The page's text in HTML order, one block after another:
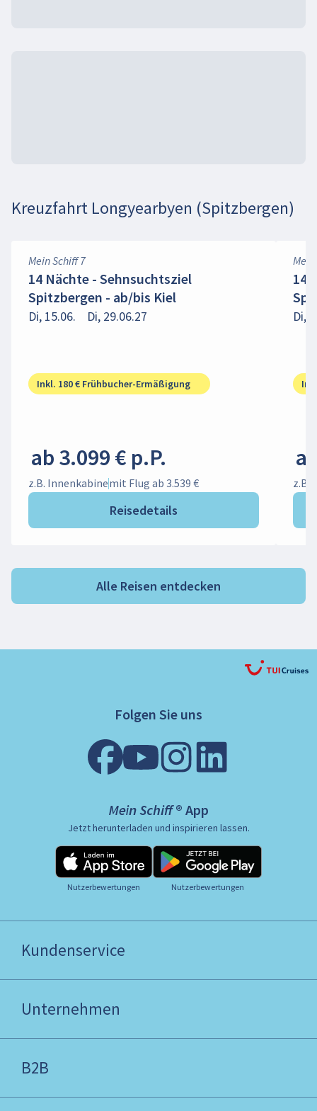
Kreuzfahrt Longyearbyen (Spitzbergen)
Mein Schiff 7
14 Nächte - Sehnsuchtsziel
Spitzbergen - ab/bis Kiel
Di, 15.06. Di, 29.06.27
Inkl. 180 € Frühbucher-Ermäßigung
ab 3.099 € p.P.
z.B. Innenkabinemit Flug ab 3.539 €
Reisedetails
14
Di,
z.B.
Alle Reisen entdecken
Folgen Sie uns
Mein Schiff ® App
Jetzt herunterladen und inspirieren lassen.
Nutzerbewertungen Nutzerbewertungen
Kundenservice
Unternehmen
B2B